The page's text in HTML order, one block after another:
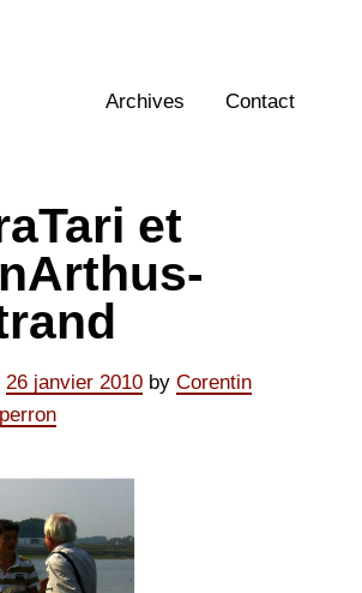
Archives
Contact
et
26 janvier 2010 by Corentin